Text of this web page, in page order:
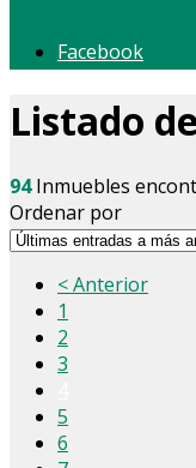
Facebook
Listado
94Inmuebles
Ordenar por
< Anterior
1
2
3
5
6